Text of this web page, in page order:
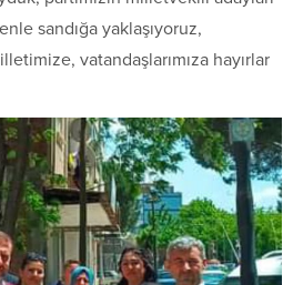
sandığa yaklaşıyoruz,
vatandaşlarımıza hayırlar